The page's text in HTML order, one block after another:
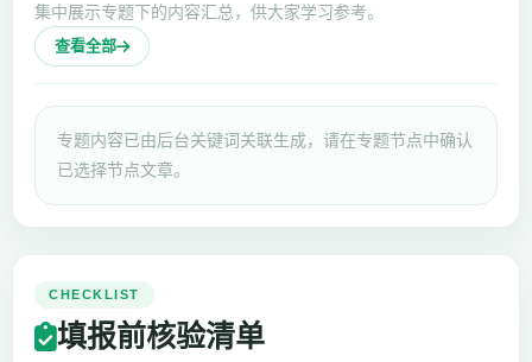
集中展示专题下的内容汇总，供大家学习参考。
查看全部
专题内容已由后台关键词关联生成，请在专题节点中确认
已选择节点文章。
CHECKLIST
填报前核验清单